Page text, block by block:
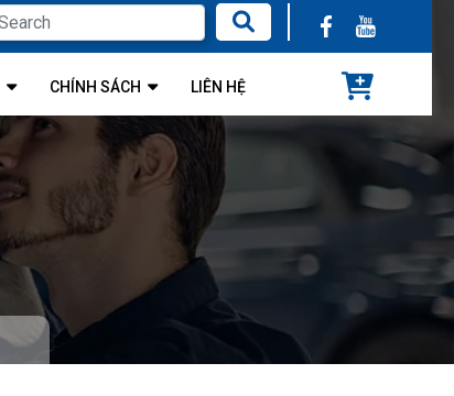
CHÍNH SÁCH LIÊN HỆ